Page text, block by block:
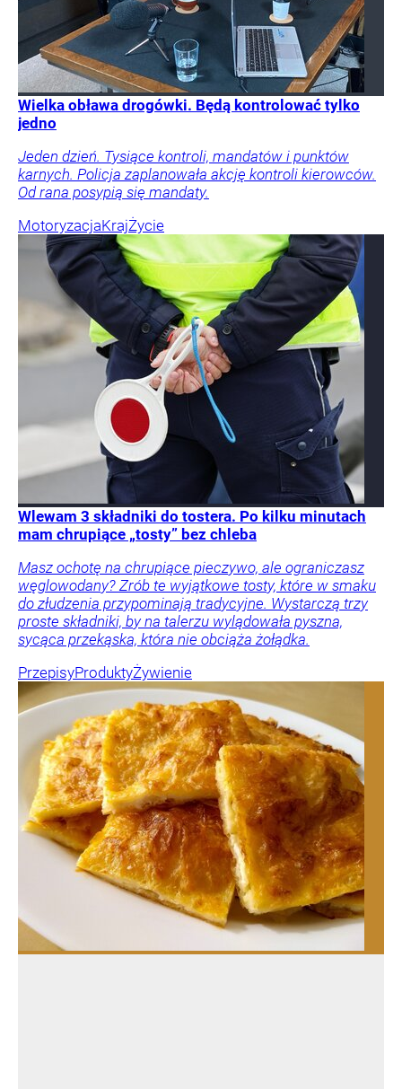
Wielka obława drogówki. Będą kontrolować tylko
jedno
Jeden dzień. Tysiące kontroli, mandatów i punktów
karnych. Policja zaplanowała akcję kontroli kierowców.
Od rana posypią się mandaty.
MotoryzacjaKrajŻycie
Wlewam 3 składniki do tostera. Po kilku minutach
mam chrupiące „tosty” bez chleba
Masz ochotę na chrupiące pieczywo, ale ograniczasz
węglowodany? Zrób te wyjątkowe tosty, które w smaku
do złudzenia przypominają tradycyjne. Wystarczą trzy
proste składniki, by na talerzu wylądowała pyszna,
sycąca przekąska, która nie obciąża żołądka.
PrzepisyProduktyŻywienie